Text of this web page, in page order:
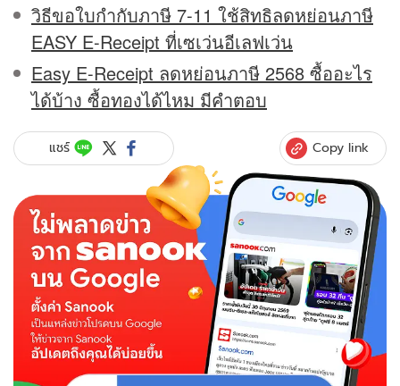
วิธีขอใบกำกับภาษี 7-11 ใช้สิทธิลดหย่อนภาษี
EASY E-Receipt ที่เซเว่นอีเลฟเว่น
Easy E-Receipt ลดหย่อนภาษี 2568 ซื้ออะไร
ได้บ้าง ซื้อทองได้ไหม มีคำตอบ
แชร์ Copy link